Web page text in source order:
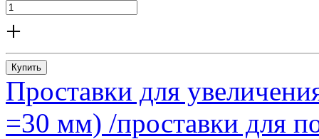
+
Купить
Проставки для
=30 мм) /проставки для